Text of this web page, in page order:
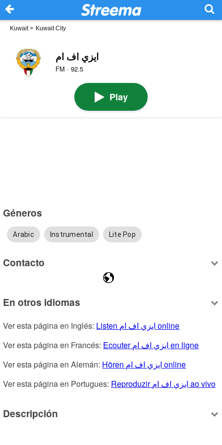
Kuwait> Kuwait City
ايزي اف ام
FM · 92.5
Play
Géneros
Arabic Instrumental Lite Pop
Contacto
En otros idiomas
Ver esta página en Inglés:
Listen ايزي اف ام online
Ver esta página en Francés:
Ecouter ايزي اف ام en ligne
Ver esta página en Alemán:
Hören ايزي اف ام online
Ver esta página en Portugues:
Reproduzir ايزي اف ام ao vivo
Descripción